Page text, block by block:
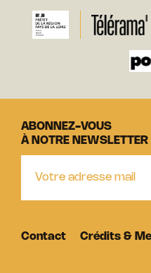
ABONNEZ-VOUS
À NOTRE NEWSLETTER
Contact Crédits &